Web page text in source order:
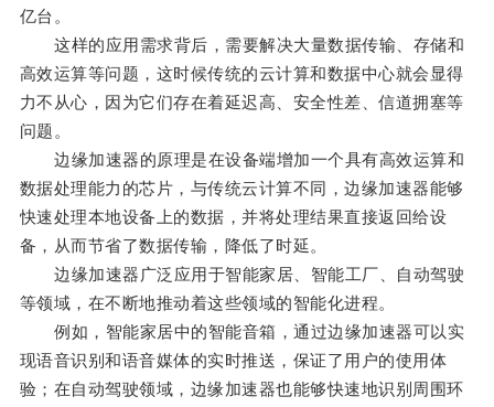
亿台。
这样的应用需求背后，需要解决大量数据传输、存储和
高效运算等问题，这时候传统的云计算和数据中心就会显得
力不从心，因为它们存在着延迟高、安全性差、信道拥塞等
问题。
边缘加速器的原理是在设备端增加一个具有高效运算和
数据处理能力的芯片，与传统云计算不同，边缘加速器能够
快速处理本地设备上的数据，并将处理结果直接返回给设
备，从而节省了数据传输，降低了时延。
边缘加速器广泛应用于智能家居、智能工厂、自动驾驶
等领域，在不断地推动着这些领域的智能化进程。
例如，智能家居中的智能音箱，通过边缘加速器可以实
现语音识别和语音媒体的实时推送，保证了用户的使用体
验；在自动驾驶领域，边缘加速器也能够快速地识别周围环